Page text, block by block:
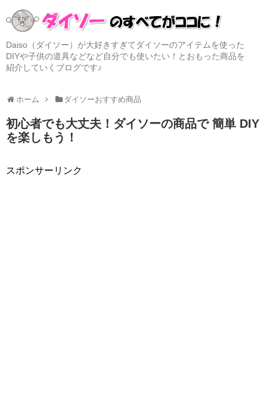
Daiso（ダイソー）が大好きすぎてダイソーのアイテムを使った
DIYや子供の道具などなど自分でも使いたい！とおもった商品を
紹介していくブログです♪
ホーム ダイソーおすすめ商品
初心者でも大丈夫！ダイソーの商品で 簡単 DIY
を楽しもう！
スポンサーリンク